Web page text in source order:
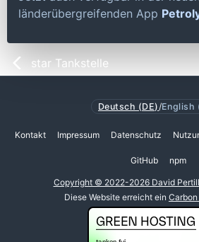
länderübergreifenden App
star Tankstelle
Deutsch (DE) /English
Kontakt Impressum Datenschutz
GitHub npm
Copyright © 2022-2026 David
Diese Website erreicht ein